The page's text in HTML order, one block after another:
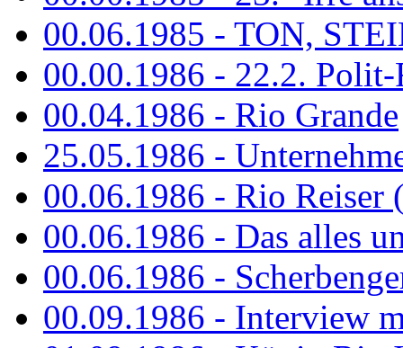
00.06.1985 - TON,
00.00.1986 - 22.2.
00.04.1986 - Rio Grande
25.05.1986 -
00.06.1986 - Rio Reiser
00.06.1986 - Das alles
00.06.1986 -
00.09.1986 - Interview